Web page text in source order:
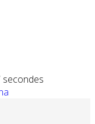
secondes